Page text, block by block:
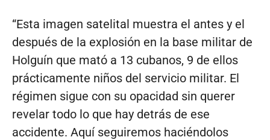
“Esta imagen satelital muestra el antes y el
después de la explosión en la base militar de
Holguín que mató a 13 cubanos, 9 de ellos
prácticamente niños del servicio militar. El
régimen sigue con su opacidad sin querer
revelar todo lo que hay detrás de ese
accidente. Aquí seguiremos haciéndolos